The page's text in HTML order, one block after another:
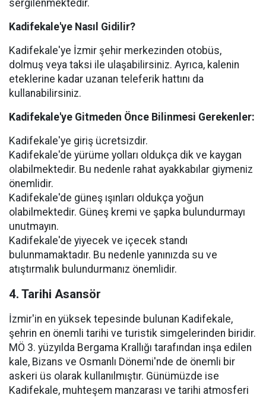
sergilenmektedir.
Kadifekale'ye Nasıl Gidilir?
Kadifekale'ye İzmir şehir merkezinden otobüs,
dolmuş veya taksi ile ulaşabilirsiniz. Ayrıca, kalenin
eteklerine kadar uzanan teleferik hattını da
kullanabilirsiniz.
Kadifekale'ye Gitmeden Önce Bilinmesi Gerekenler:
Kadifekale'ye giriş ücretsizdir.
Kadifekale'de yürüme yolları oldukça dik ve kaygan
olabilmektedir. Bu nedenle rahat ayakkabılar giymeniz
önemlidir.
Kadifekale'de güneş ışınları oldukça yoğun
olabilmektedir. Güneş kremi ve şapka bulundurmayı
unutmayın.
Kadifekale'de yiyecek ve içecek standı
bulunmamaktadır. Bu nedenle yanınızda su ve
atıştırmalık bulundurmanız önemlidir.
4. Tarihi Asansör
İzmir'in en yüksek tepesinde bulunan Kadifekale,
şehrin en önemli tarihi ve turistik simgelerinden biridir.
MÖ 3. yüzyılda Bergama Krallığı tarafından inşa edilen
kale, Bizans ve Osmanlı Dönemi'nde de önemli bir
askeri üs olarak kullanılmıştır. Günümüzde ise
Kadifekale, muhteşem manzarası ve tarihi atmosferi